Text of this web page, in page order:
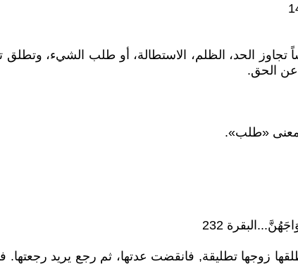
تجاوز الحد، الظلم، الاستطالة، أو طلب الشيء،
عن الحق.
«طلب».
232
زوجها تطليقة, فانقضت عدتها، ثم رجع يريد رجعتها.